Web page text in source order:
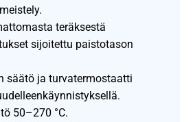
teräksestä
sijoitettu paistotason
säätö ja turvatermostaatti
50–270 °C.